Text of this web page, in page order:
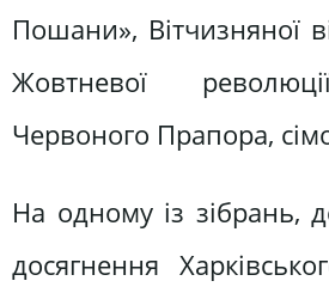
Пошани», Вітчизняної
Жовтневої
Червоного Прапора,
На одному із зібрань,
досягнення